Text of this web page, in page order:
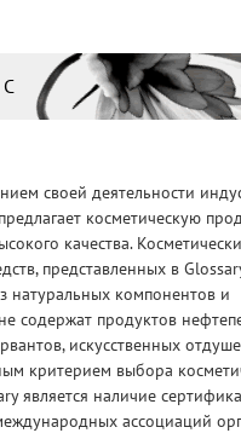
своей деятельности
косметическую
качества.
представленных в
натуральных компонентов и
содержат продуктов
искусственных
критерием выбора
является наличие
ассоциаций